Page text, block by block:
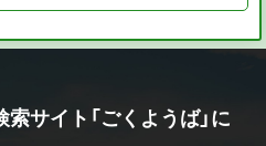
サイト「ごくようば」に